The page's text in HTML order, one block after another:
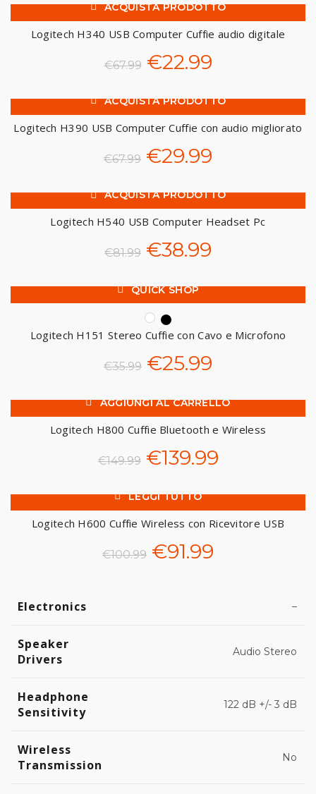
originale
era:
attuale
-66%
ACQUISTA PRODOTTO
Logitech H340 USB Computer Cuffie audio digitale
€67.99 Il
originale
era:
€22.99Il
attuale
è:
-56%
ACQUISTA PRODOTTO
Logitech H390 USB Computer Cuffie con audio migliorato
€67.99 Il
prezzo
originale
era:
€29.99
prezzo
attuale
-52%
ACQUISTA PRODOTTO
Logitech H540 USB Computer Headset Pc
€81.99 Il
prezzo
originale
era:
€81.99.
€38.99
prezzo
attuale
è:
€38.99.
-28%
QUICK SHOP
Logitech H151 Stereo Cuffie con Cavo e Microfono
€35.99 Il
prezzo
originale
era:
€25.99
prezzo
attuale
è:
-7%
AGGIUNGI AL CARRELLO
Logitech H800 Cuffie Bluetooth e Wireless
€149.99 Il
originale
era:
€139.99Il
attuale
-9%
LEGGI TUTTO
Logitech H600 Cuffie Wireless con Ricevitore USB
€100.99 Il
€91.99
Electronics –
Speaker
Drivers
Audio Stereo
Headphone
Sensitivity
122 dB +/- 3 dB
Wireless
Transmission
No